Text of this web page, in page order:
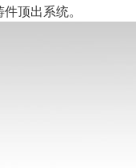
顶出系统。